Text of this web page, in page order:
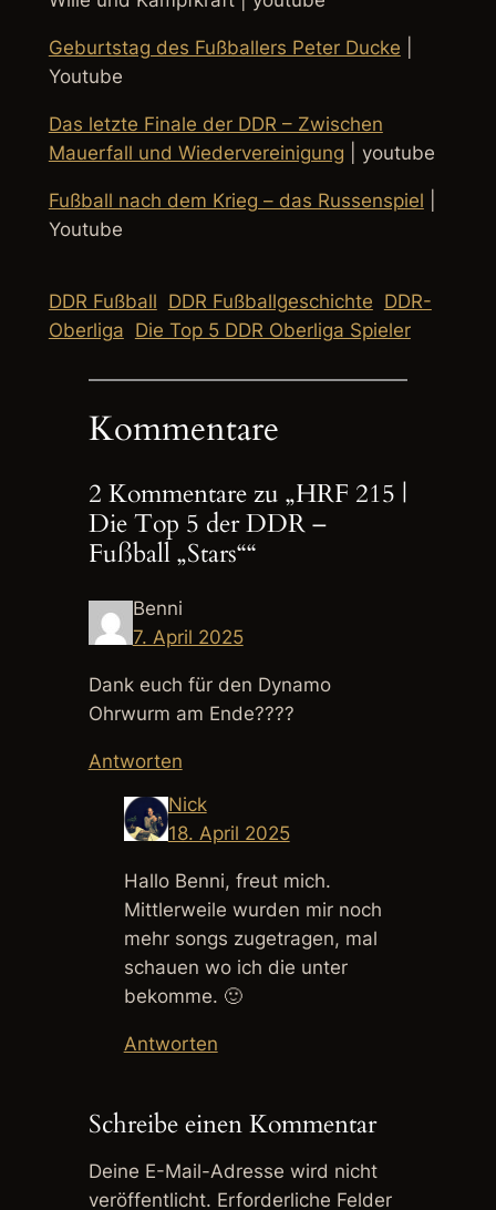
Geburtstag des Fußballers Peter Ducke
Youtube
Das letzte Finale der DDR – Zwischen
Mauerfall und Wiedervereinigung | youtube
Fußball nach dem Krieg – das Russenspiel
Youtube
DDR Fußball DDR Fußballgeschichte DDR-
Oberliga Die Top 5 DDR Oberliga Spieler
Kommentare
2 Kommentare zu „HRF 215 |
Die Top 5 der DDR –
Fußball „Stars““
Benni
7. April 2025
Dank euch für den Dynamo
Ohrwurm am Ende????
Antworten
Nick
18. April 2025
Hallo Benni, freut mich.
Mittlerweile wurden mir noch
mehr songs zugetragen, mal
schauen wo ich die unter
bekomme. 🙂
Antworten
Schreibe einen Kommentar
Deine E-Mail-Adresse wird nicht
veröffentlicht. Erforderliche Felder